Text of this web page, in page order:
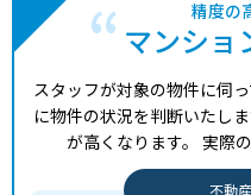
精度の
マンショ
スタッフが対象の物件に伺
に物件の状況を判断いたし
が高くなります。 実際
不動